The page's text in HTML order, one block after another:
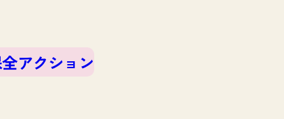
アクション